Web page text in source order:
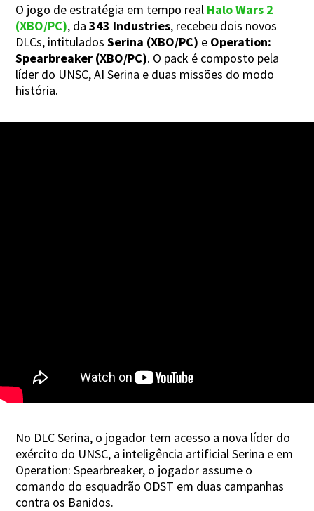
O jogo de estratégia em tempo real Halo Wars 2
(XBO/PC), da343 Industries, recebeu dois novos
DLCs, intituladosSerina (XBO/PC) e Operation:
Spearbreaker (XBO/PC). O pack é composto pela
líder do UNSC, AI Serina e duas missões do modo
história.
No DLC Serina, o jogador tem acesso a nova líder do
exército do UNSC, a inteligência artificial Serina e em
Operation: Spearbreaker, o jogador assume o
comando do esquadrão ODST em duas campanhas
contra os Banidos.